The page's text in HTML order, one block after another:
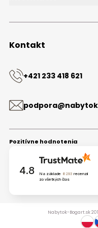
Obchodné podmienky
Kontakt
Kontakt
+421 233 418 621
Pozitívne hodnotenia
4.8 Na základe 8293 recenzií
zo všetkých čias
Nabytok-Bogart.sk